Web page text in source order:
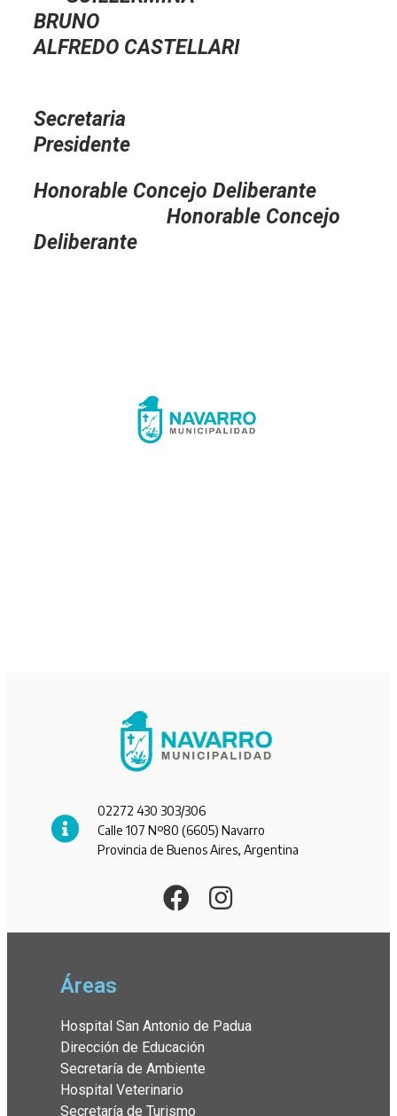
BRUNO
ALFREDO CASTELLARI
Presidente
Honorable Concejo Deliberante
Honorable Concejo
Deliberante
02272 430 303/306
Calle 107 Nº80 (6605) Navarro
Provincia de Buenos Aires, Argentina
Áreas
Hospital San Antonio de Padua
Dirección de Educación
Secretaría de Ambiente
Hospital Veterinario
Secretaría de Turismo